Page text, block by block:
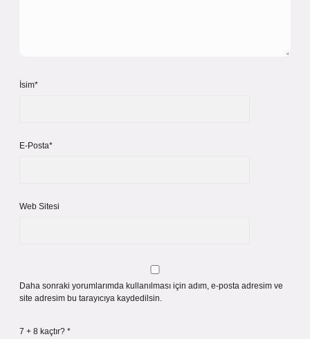
İsim*
E-Posta*
Web Sitesi
Daha sonraki yorumlarımda kullanılması için adım, e-posta adresim ve
site adresim bu tarayıcıya kaydedilsin.
7 + 8 kaçtır? *